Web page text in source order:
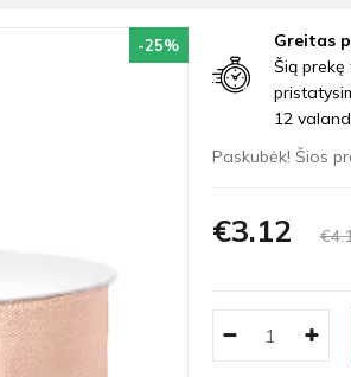
-25%
Greitas
Šią prekę
12
Paskubėk! Šios
€3 12 €4